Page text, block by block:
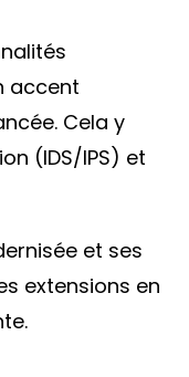
accent
Cela y
(IDS/IPS) et
et ses
extensions en